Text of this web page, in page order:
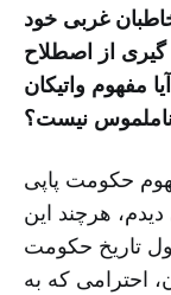
غربی خود
از اصطلاح
مفهوم واتیکان
نیست؟
حکومت پاپی
هرچند این
تاریخ حکومت
احترامی که به